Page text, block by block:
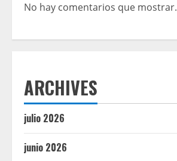
No hay comentarios que mostrar.
ARCHIVES
julio 2026
junio 2026